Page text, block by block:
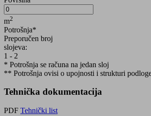
m2
Potrošnja*
Preporučen broj
slojeva:
1 - 2
* Potrošnja se računa na jedan sloj
** Potrošnja ovisi o upojnosti i strukturi
Tehnička dokumentacija
PDF Tehnički list